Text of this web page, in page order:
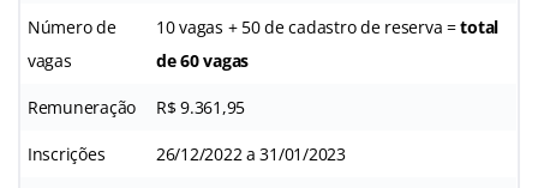
Número de
vagas
10 vagas + 50 de cadastro de reserva =total
de 60 vagas
Remuneração R$ 9.361,95
Inscrições 26/12/2022 a 31/01/2023